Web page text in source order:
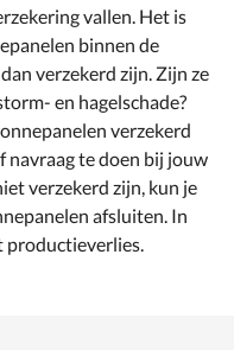
vallen. Het is
binnen de
verzekerd zijn. Zijn ze
en hagelschade?
verzekerd
navraag te doen bij jouw
verzekerd zijn, kun je
afsluiten. In
productieverlies.